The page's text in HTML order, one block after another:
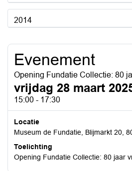
2014
Evenement
Opening Fundatie Collectie: 80
vrijdag 28 maart
15:00 - 17:30
Locatie
Museum de Fundatie, Blijmarkt 20,
Toelichting
Opening Fundatie Collectie: 80 jaar